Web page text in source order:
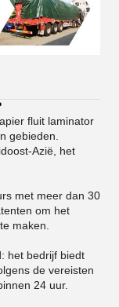
fluit laminator
gebieden.
Azië, het
met meer dan 30
om het
maken.
het bedrijf biedt
de vereisten
24 uur.